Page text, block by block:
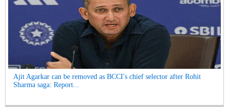
Ajit Agarkar can be removed as BCCI's chief selector after Rohit
Sharma saga: Report...